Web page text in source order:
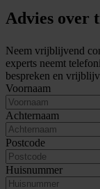
Advies over
Neem vrijblijvend
experts neemt
bespreken en
Voornaam
Achternaam
Postcode
Huisnummer